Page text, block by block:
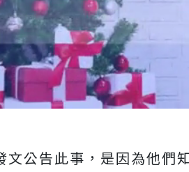
文公告此事，是因為他們